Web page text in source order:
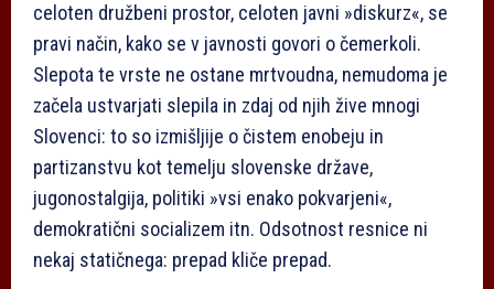
celoten družbeni prostor, celoten javni »diskurz«, se
pravi način, kako se v javnosti govori o čemerkoli.
Slepota te vrste ne ostane mrtvoudna, nemudoma je
začela ustvarjati slepila in zdaj od njih žive mnogi
Slovenci: to so izmišljije o čistem enobeju in
partizanstvu kot temelju slovenske države,
jugonostalgija, politiki »vsi enako pokvarjeni«,
demokratični socializem itn. Odsotnost resnice ni
nekaj statičnega: prepad kliče prepad.